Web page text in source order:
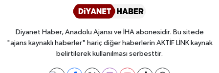
Diyanet Haber, Anadolu Ajansı ve İHA abonesidir. Bu sitede
"ajans kaynaklı haberler" hariç diğer haberlerin AKTİF LİNK kaynak
belirtilerek kullanılması serbesttir.